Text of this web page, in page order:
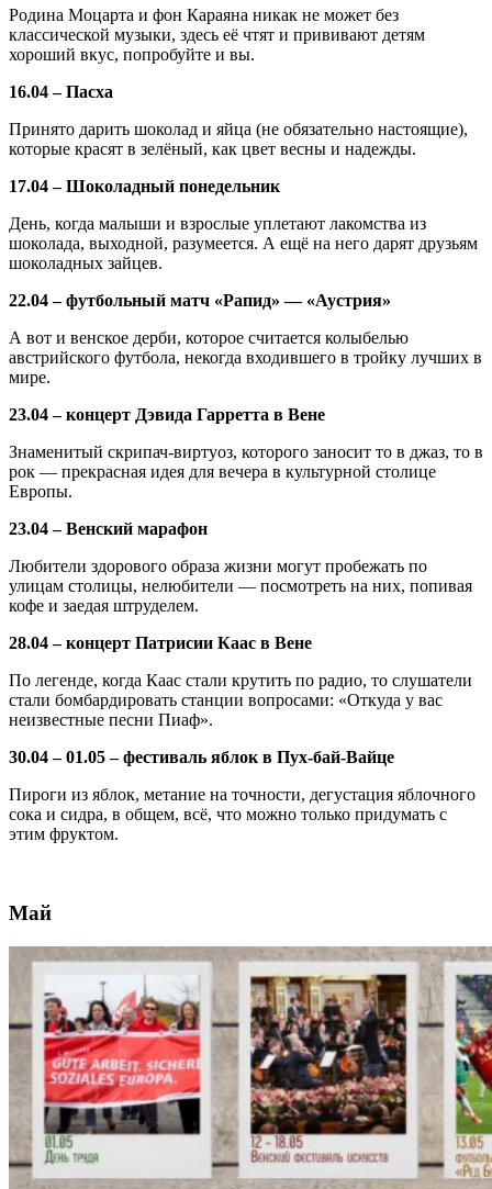
Родина Моцарта и фон Караяна никак не может без
классической музыки, здесь её чтят и прививают детям
хороший вкус, попробуйте и вы.
16.04 – Пасха
Принято дарить шоколад и яйца (не обязательно настоящие),
которые красят в зелёный, как цвет весны и надежды.
17.04 – Шоколадный понедельник
День, когда малыши и взрослые уплетают лакомства из
шоколада, выходной, разумеется. А ещё на него дарят друзьям
шоколадных зайцев.
22.04 – футбольный матч «Рапид» — «Аустрия»
А вот и венское дерби, которое считается колыбелью
австрийского футбола, некогда входившего в тройку лучших в
мире.
23.04 – концерт Дэвида Гарретта в Вене
Знаменитый скрипач-виртуоз, которого заносит то в джаз, то в
рок — прекрасная идея для вечера в культурной столице
Европы.
23.04 – Венский марафон
Любители здорового образа жизни могут пробежать по
улицам столицы, нелюбители — посмотреть на них, попивая
кофе и заедая штруделем.
28.04 – концерт Патрисии Каас в Вене
По легенде, когда Каас стали крутить по радио, то слушатели
стали бомбардировать станции вопросами: «Откуда у вас
неизвестные песни Пиаф».
30.04 – 01.05 – фестиваль яблок в Пух-бай-Вайце
Пироги из яблок, метание на точности, дегустация яблочного
сока и сидра, в общем, всё, что можно только придумать с
этим фруктом.
Май